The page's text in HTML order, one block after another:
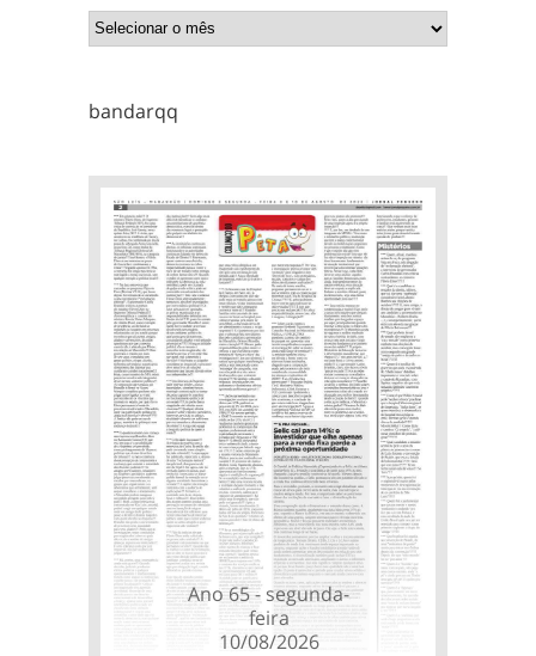
bandarqq
Ano 65 - segunda-
feira
10/08/2026